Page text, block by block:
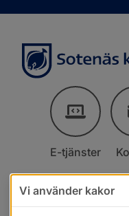
E-tjänster
Vi använder kakor